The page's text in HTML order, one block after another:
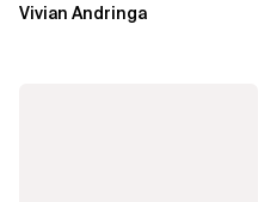
Wirkung...
Vivian Andringa